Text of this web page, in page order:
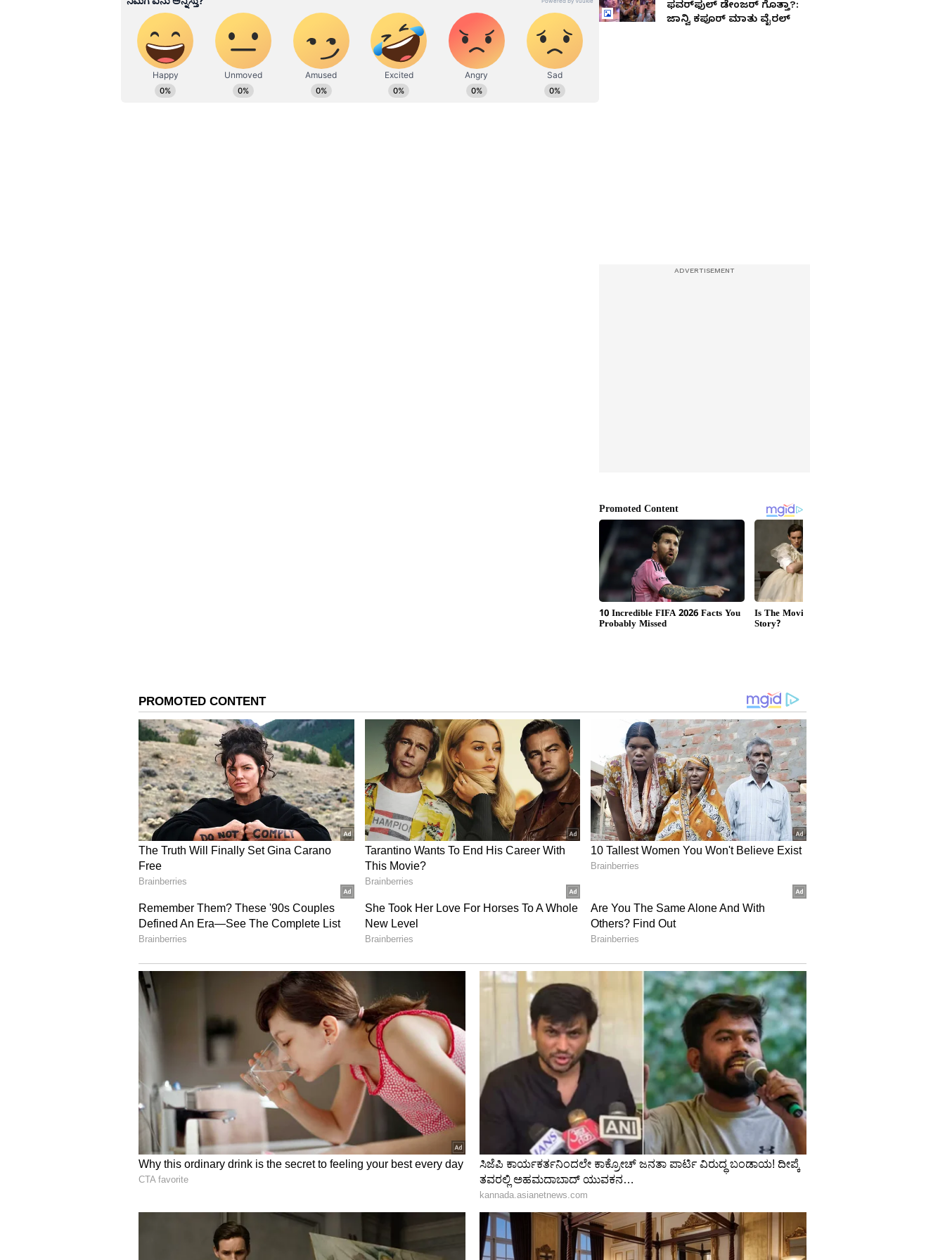
ವಿಶ್ವವಿದ್ಯಾಲಯದಿಂದ ಪಡೆದಿದ್ದೇನೆ. ದೂರದರ್ಶನದಲ್ಲಿ ಇಂಟರ್ನ್‌ಶಿಪ್ ನಿರ್ವಹಣೆ. ಪ್ರಜಾವಾಣಿ ಮತ್ತು
ಉದಯವಾಣಿ ಡಿಜಿಟಲ್ ವಿಭಾಗದಲ್ಲಿ ಬರಹಗಾರ ಹಾಗೂ ಕಂಟೆಂಟ್ ಡೆವಲಪರ್ ಆಗಿ ಕೆಲಸ ಮಾಡಿದ್ದೇನೆ.
ಮನರಂಜನೆ ಸುದ್ದಿಗಳ ಬಗ್ಗೆ ತುಂಬಾ ಆಸಕ್ತಿ. ಸಿನಿಮಾ ವೀಕ್ಷಿಸುವುದು, ಸಂಗೀತ ಕೇಳುವುದು ಮತ್ತು ಕ್ರೀಡೆ ನೆಚ್ಚಿನ
ಹವ್ಯಾಸಗಳು.
ಫವರ್‌ಫುಲ್‌ ಡೇಂಜರ್‌ ಗೊತ್ತಾ?:
ಜಾನ್ವಿ ಕಪೂರ್‌ ಮಾತು ವೈರಲ್